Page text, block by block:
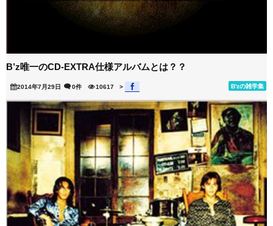
B’z唯一のCD-EXTRA仕様アルバムとは？？
2014年7月29日 B'zの雑学集
0件 10617 >